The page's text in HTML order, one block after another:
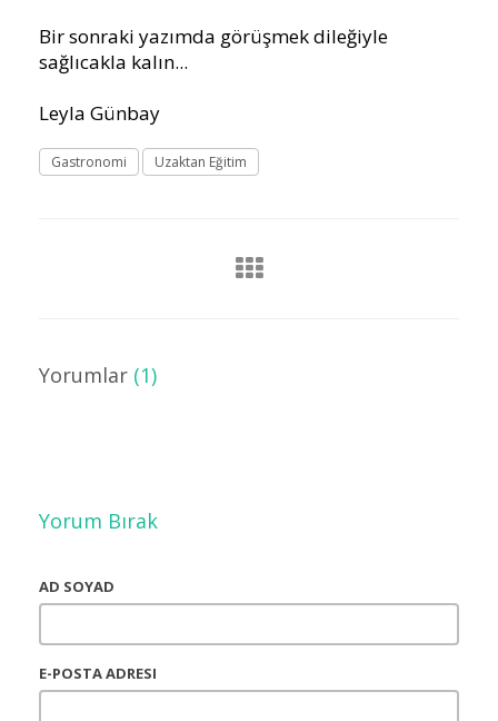
Bir sonraki yazımda görüşmek dileğiyle
sağlıcakla kalın...
Leyla Günbay
Gastronomi Uzaktan Eğitim
Yorumlar (1)
Yorum Bırak
AD SOYAD
E-POSTA ADRESI